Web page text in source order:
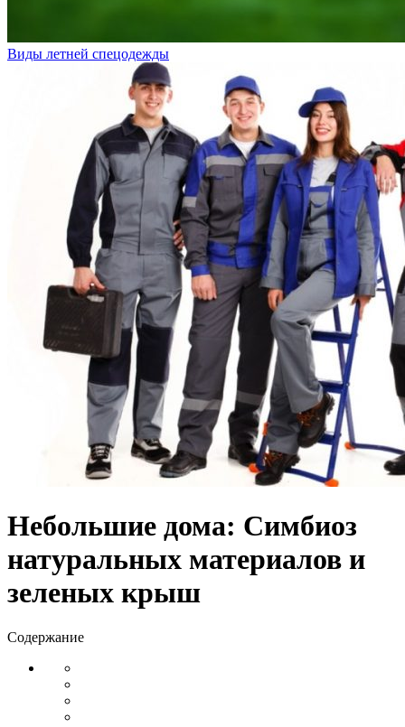
Виды летней спецодежды
Небольшие дома: Симбиоз
натуральных материалов и
зеленых крыш
Содержание